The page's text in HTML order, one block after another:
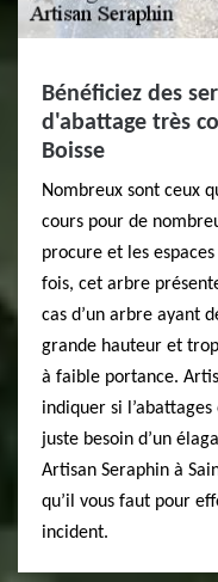
Bénéficiez des
d'abattage très
Boisse
Nombreux sont ceux
cours pour de
procure et les
fois, cet arbre
cas d’un arbre ayant
grande hauteur et
à faible portance.
indiquer si
juste besoin d’un
Artisan Seraphin à
qu’il vous faut pour
incident.